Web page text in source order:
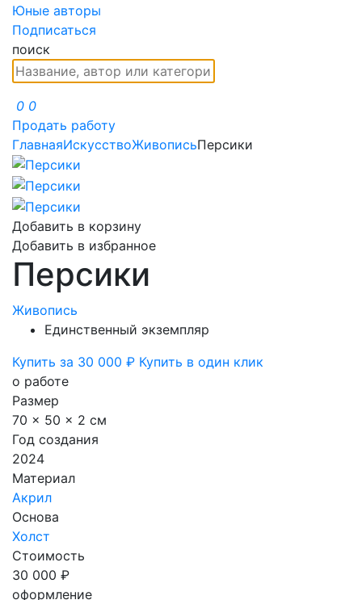
Юные авторы
Подписаться
поиск
0 0
Продать работу
ГлавнаяИскусствоЖивописьПерсики
Добавить в корзину
Добавить в избранное
Персики
Живопись
Единственный экземпляр
Купить за 30 000 ₽ Купить в один клик
о работе
Размер
70 x 50 x 2 см
Год создания
2024
Материал
Акрил
Основа
Холст
Стоимость
30 000 ₽
оформление